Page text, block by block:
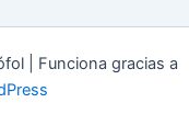
| Funciona gracias a